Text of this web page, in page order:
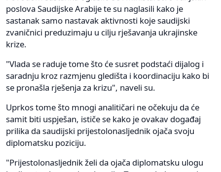
poslova Saudijske Arabije te su naglasili kako je
sastanak samo nastavak aktivnosti koje saudijski
zvaničnici preduzimaju u cilju rješavanja ukrajinske
krize.
"Vlada se raduje tome što će susret podstaći dijalog i
saradnju kroz razmjenu gledišta i koordinaciju kako bi
se pronašla rješenja za krizu", naveli su.
Uprkos tome što mnogi analitičari ne očekuju da će
samit biti uspješan, ističe se kako je ovakav događaj
prilika da saudijski prijestolonasljednik ojača svoju
diplomatsku poziciju.
"Prijestolonasljednik želi da ojača diplomatsku ulogu